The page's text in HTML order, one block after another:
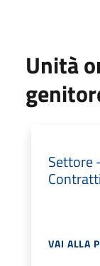
Unità
Settore
VAI ALLA